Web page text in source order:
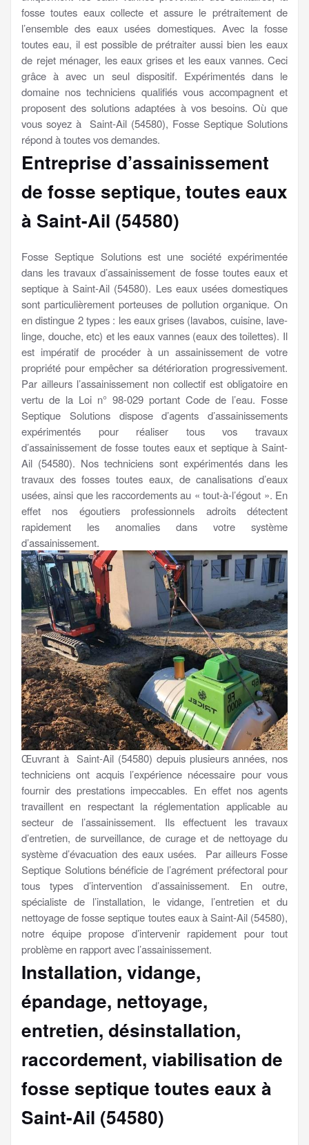
fosse toutes eaux collecte et assure le prétraitement de
l’ensemble des eaux usées domestiques. Avec la fosse
toutes eau, il est possible de prétraiter aussi bien les eaux
de rejet ménager, les eaux grises et les eaux vannes. Ceci
grâce à avec un seul dispositif. Expérimentés dans le
domaine nos techniciens qualifiés vous accompagnent et
proposent des solutions adaptées à vos besoins. Où que
vous soyez à Saint-Ail (54580), Fosse Septique Solutions
répond à toutes vos demandes.
Entreprise d’assainissement
de fosse septique, toutes eaux
à Saint-Ail (54580)
Fosse Septique Solutions est une société expérimentée
dans les travaux d’assainissement de fosse toutes eaux et
septique à Saint-Ail (54580). Les eaux usées domestiques
sont particulièrement porteuses de pollution organique. On
en distingue 2 types : les eaux grises (lavabos, cuisine, lave-
linge, douche, etc) et les eaux vannes (eaux des toilettes). Il
est impératif de procéder à un assainissement de votre
propriété pour empêcher sa détérioration progressivement.
Par ailleurs l’assainissement non collectif est obligatoire en
vertu de la Loi n° 98-029 portant Code de l’eau. Fosse
Septique Solutions dispose d’agents d’assainissements
expérimentés pour réaliser tous vos travaux
d’assainissement de fosse toutes eaux et septique à Saint-
Ail (54580). Nos techniciens sont expérimentés dans les
travaux des fosses toutes eaux, de canalisations d’eaux
usées, ainsi que les raccordements au « tout-à-l’égout ». En
effet nos égoutiers professionnels adroits détectent
rapidement les anomalies dans votre système
d’assainissement.
Œuvrant à Saint-Ail (54580) depuis plusieurs années, nos
techniciens ont acquis l’expérience nécessaire pour vous
fournir des prestations impeccables. En effet nos agents
travaillent en respectant la réglementation applicable au
secteur de l’assainissement. Ils effectuent les travaux
d’entretien, de surveillance, de curage et de nettoyage du
système d’évacuation des eaux usées. Par ailleurs Fosse
Septique Solutions bénéficie de l’agrément préfectoral pour
tous types d’intervention d’assainissement. En outre,
spécialiste de l’installation, le vidange, l’entretien et du
nettoyage de fosse septique toutes eaux à Saint-Ail (54580),
notre équipe propose d’intervenir rapidement pour tout
problème en rapport avec l’assainissement.
Installation, vidange,
épandage, nettoyage,
entretien, désinstallation,
raccordement, viabilisation de
fosse septique toutes eaux à
Saint-Ail (54580)